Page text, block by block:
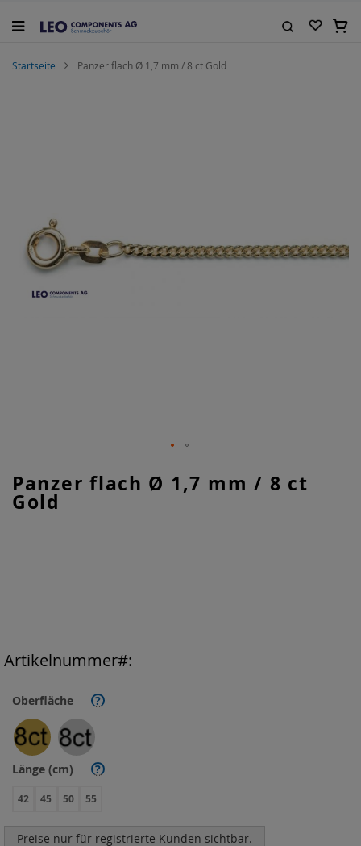
Inhalt
Startseite Panzer flach Ø 1,7 mm / 8 ct Gold
Panzer flach Ø 1,7 mm / 8 ct
Gold
Oberfläche ?
Länge (cm) ?
42 45 50 55
Preise nur für registrierte Kunden sichtbar.
Artikelnummer
Anfang
der
Bildgalerie